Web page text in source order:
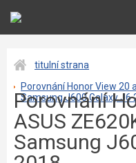
titulní strana
Porovnání Honor View 20
Samsung J600 Galaxy J6
Porovnání
ASUS
Samsung